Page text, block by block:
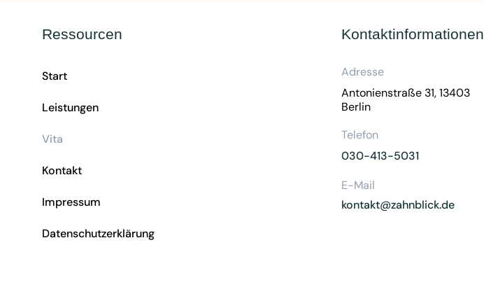
Ressourcen
Start
Leistungen
Vita
Kontakt
Impressum
Datenschutzerklärung
Kontaktinformationen
Adresse
Antonienstraße 31, 13403
Berlin
Telefon
030-413-5031
E-Mail
kontakt@zahnblick.de